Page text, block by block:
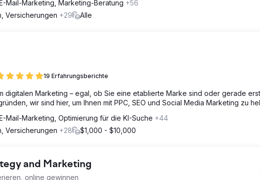
Mail-Marketing, Marketing-Beratung +56
Versicherungen +29 Alle
19 Erfahrungsberichte
digitalen Marketing – egal, ob Sie eine etablierte Marke sind oder gerade erst
wir sind hier, um Ihnen mit PPC, SEO und Social Media Marketing zu
Mail-Marketing, Optimierung für die KI-Suche +44
Versicherungen +28 $1,000 - $10,000
and Marketing
online gewinnen